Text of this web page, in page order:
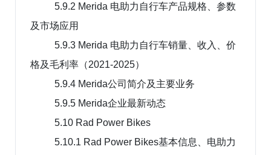
5.9.2 Merida 电助力自行车产品规格、参数
及市场应用
5.9.3 Merida 电助力自行车销量、收入、价
格及毛利率（2021-2025）
5.9.4 Merida公司简介及主要业务
5.9.5 Merida企业最新动态
5.10 Rad Power Bikes
5.10.1 Rad Power Bikes基本信息、电助力